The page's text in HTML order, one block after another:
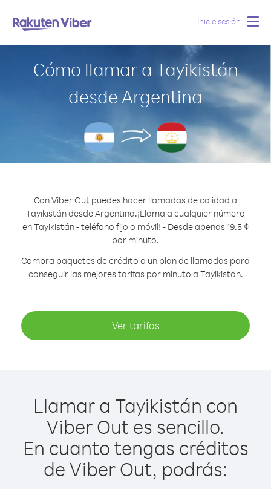
Inicie sesión
Cómo llamar a Tayikistán
desde Argentina
Con Viber Out puedes hacer llamadas de calidad a
Tayikistán desde Argentina.¡Llama a cualquier número
en Tayikistán - teléfono fijo o móvil! - Desde apenas 19.5 ¢
por minuto.
Compra paquetes de crédito o un plan de llamadas para
conseguir las mejores tarifas por minuto a Tayikistán.
Ver tarifas
Llamar a Tayikistán con
Viber Out es sencillo.
En cuanto tengas créditos
de Viber Out, podrás: